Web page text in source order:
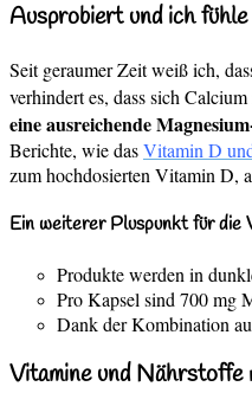
Ausprobiert und ich
Seit geraumer Zeit weiß ich,
verhindert es, dass sich
eine ausreichende
Berichte, wie dasVitamin D
zum hochdosierten Vitamin D,
Ein weiterer Pluspunkt für die
Produkte werden in
Pro Kapsel sind 700 mg
Dank der Kombination
Vitamine und Nährstoffe